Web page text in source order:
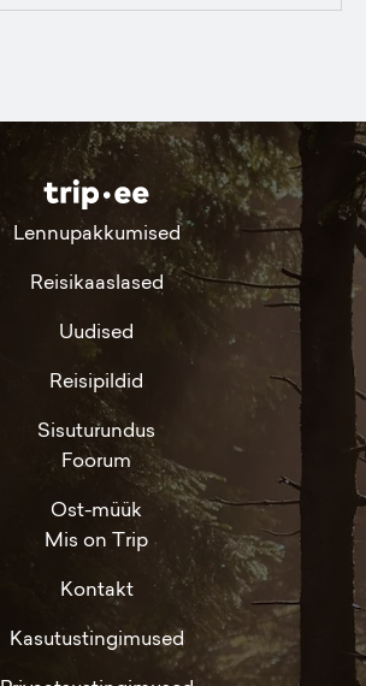
Lennupakkumised
Reisikaaslased
Uudised
Reisipildid
Sisuturundus
Foorum
Ost-müük
Mis on Trip
Kontakt
Kasutustingimused